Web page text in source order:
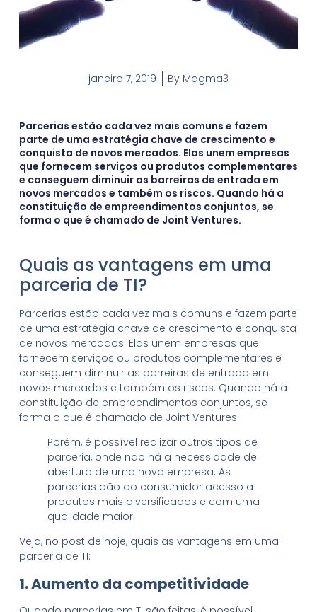
janeiro 7, 2019 By Magma3
Parcerias estão cada vez mais comuns e fazem
parte de uma estratégia chave de crescimento e
conquista de novos mercados. Elas unem empresas
que fornecem serviços ou produtos complementares
e conseguem diminuir as barreiras de entrada em
novos mercados e também os riscos. Quando há a
constituição de empreendimentos conjuntos, se
forma o que é chamado de Joint Ventures.
Quais as vantagens em uma
parceria de TI?
Parcerias estão cada vez mais comuns e fazem parte
de uma estratégia chave de crescimento e conquista
de novos mercados. Elas unem empresas que
fornecem serviços ou produtos complementares e
conseguem diminuir as barreiras de entrada em
novos mercados e também os riscos. Quando há a
constituição de empreendimentos conjuntos, se
forma o que é chamado de Joint Ventures.
Porém, é possível realizar outros tipos de
parceria, onde não há a necessidade de
abertura de uma nova empresa. As
parcerias dão ao consumidor acesso a
produtos mais diversificados e com uma
qualidade maior.
Veja, no post de hoje, quais as vantagens em uma
parceria de TI:
1. Aumento da competitividade